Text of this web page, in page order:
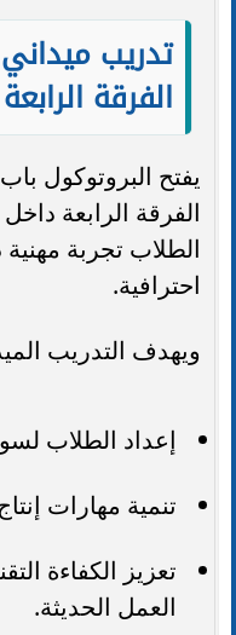
تدريب
الفرقة الرابعة
يفتح البروتوكول
الفرقة الرابعة
الطلاب تجربة مهنية
احترافية.
ويهدف التدريب
إعداد الطلاب
تنمية مهارات
تعزيز الكفاءة
العمل الحديثة.